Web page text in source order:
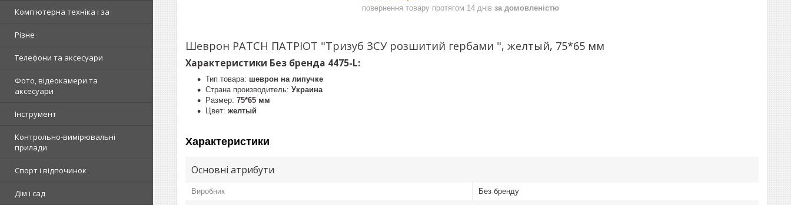
Комп'ютерна техніка і за
Різне
Телефони та аксесуари
Фото, відеокамери та
аксесуари
Інструмент
Контрольно-вимірювальні
прилади
Спорт і відпочинок
Дім і сад
повернення товару протягом 14 днів за домовленістю
Шеврон PATCH ПАТРІОТ "Тризуб ЗСУ розшитий гербами ", желтый, 75*65 мм
Характеристики Без бренда 4475-L:
Тип товара: шеврон на липучке
Страна производитель: Украина
Размер: 75*65 мм
Цвет: желтый
Характеристики
Основні атрибути
Виробник Без бренду